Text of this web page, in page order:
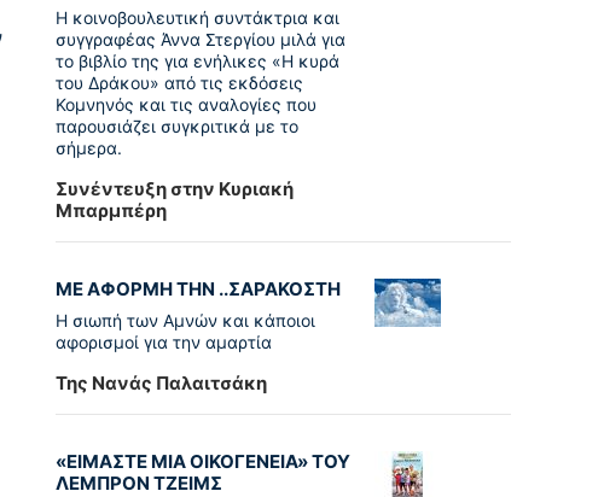
Η κοινοβουλευτική συντάκτρια και
συγγραφέας Άννα Στεργίου μιλά για
το βιβλίο της για ενήλικες «Η κυρά
του Δράκου» από τις εκδόσεις
Κομνηνός και τις αναλογίες που
παρουσιάζει συγκριτικά με το
σήμερα.
Συνέντευξη στην Κυριακή
Μπαρμπέρη
ΜΕ ΑΦΟΡΜΗ ΤΗΝ ..ΣΑΡΑΚΟΣΤΗ
Η σιωπή των Αμνών και κάποιοι
αφορισμοί για την αμαρτία
Της Νανάς Παλαιτσάκη
«ΕΙΜΑΣΤΕ ΜΙΑ ΟΙΚΟΓΕΝΕΙΑ» ΤΟΥ
ΛΕΜΠΡΟΝ ΤΖΕΙΜΣ